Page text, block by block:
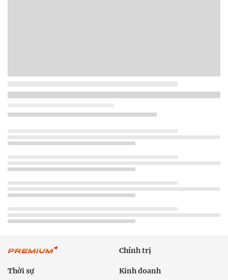
Chính trị
Thời sự Kinh doanh